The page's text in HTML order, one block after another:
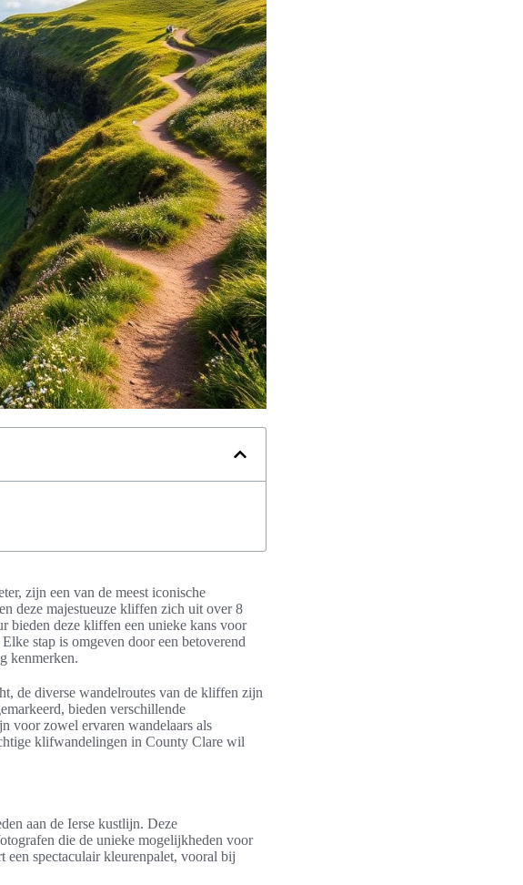
zijn een van de meest iconische
deze majestueuze kliffen zich uit over 8
bieden deze kliffen een unieke kans voor
Elke stap is omgeven door een betoverend
kenmerken.
de diverse wandelroutes van de kliffen zijn
bieden verschillende
voor zowel ervaren wandelaars als
klifwandelingen in County Clare wil
aan de Ierse kustlijn. Deze
die de unieke mogelijkheden voor
spectaculair kleurenpalet, vooral bij